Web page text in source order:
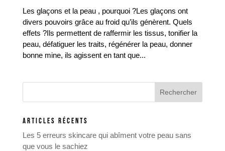
Les glaçons et la peau , pourquoi ?Les glaçons ont
divers pouvoirs grâce au froid qu’ils génèrent. Quels
effets ?Ils permettent de raffermir les tissus, tonifier la
peau, défatiguer les traits, régénérer la peau, donner
bonne mine, ils agissent en tant que...
ARTICLES RÉCENTS
Les 5 erreurs skincare qui abîment votre peau sans
que vous le sachiez